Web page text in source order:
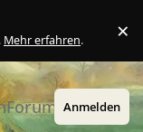
Mehr erfahren. ×
Anmelden